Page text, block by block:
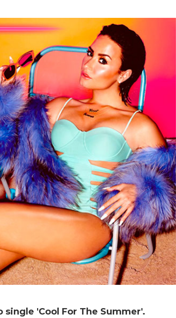
single 'Cool For The Summer'.